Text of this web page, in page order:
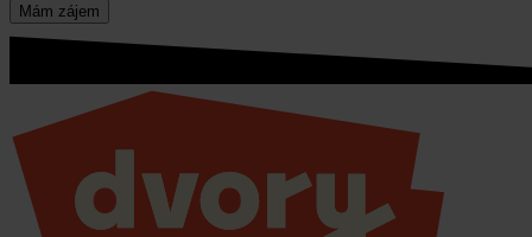
Mám zájem